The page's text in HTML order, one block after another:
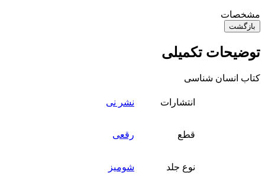
مشخصات
بازگشت
توضیحات تکمیلی
کتاب انسان شناسی
انتشارات نشر نی
قطع رقعی
نوع جلد شومیز